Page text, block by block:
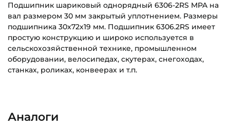
Подшипник шариковый однорядный 6306-2RS MPA на
вал размером 30 мм закрытый уплотнением. Размеры
подшипника 30х72х19 мм. Подшипник 6306.2RS имеет
простую конструкцию и широко используется в
сельскохозяйственной технике, промышленном
оборудовании, велосипедах, скутерах, снегоходах,
станках, роликах, конвеерах и т.п.
Наружный диаметр (D):
Категория:
Аналоги